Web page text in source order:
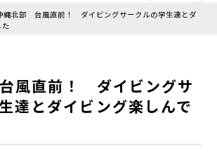
縄北部 台風直前！ ダイビングサークルの学生達とダ
風直前！ ダイビングサ
達とダイビング楽しんで